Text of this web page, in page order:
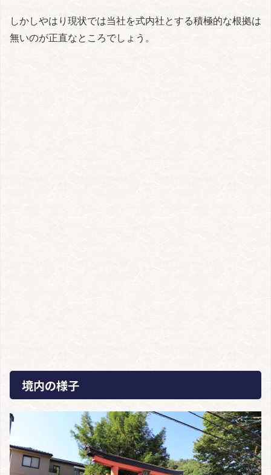
しかしやはり現状では当社を式内社とする積極的な根拠は
無いのが正直なところでしょう。
境内の様子